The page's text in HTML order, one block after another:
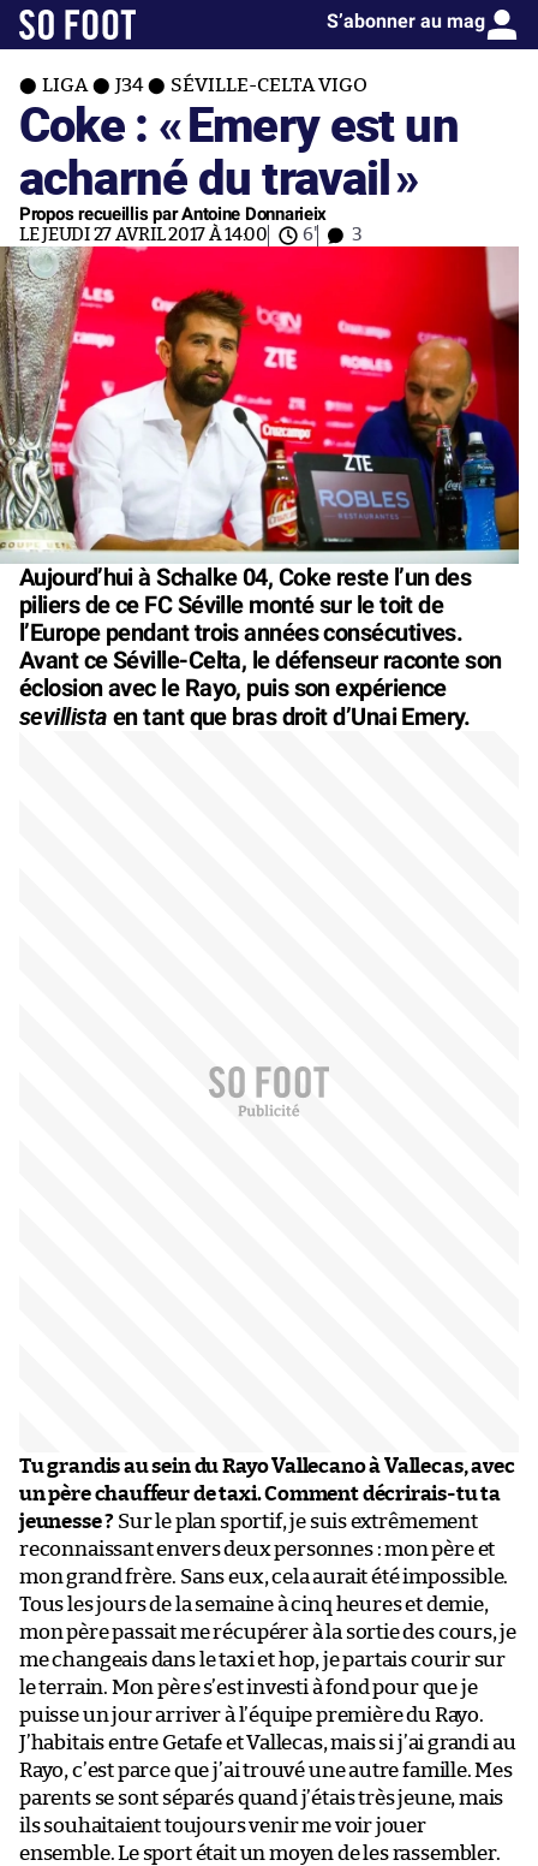
S’abonner au mag
LIGA J34 SÉVILLE-CELTA VIGO
Coke : «Emery est un
acharné du travail»
Propos recueillis par Antoine Donnarieix
LE JEUDI 27 AVRIL 2017 À 14:00 6' 3
Aujourd’hui à Schalke 04, Coke reste l’un des
piliers de ce FC Séville monté sur le toit de
l’Europe pendant trois années consécutives.
Avant ce Séville-Celta, le défenseur raconte son
éclosion avec le Rayo, puis son expérience
sevillista en tant que bras droit d’Unai Emery.
Tu grandis au sein du Rayo Vallecano à Vallecas, avec
un père chauffeur de taxi. Comment décrirais-tu ta
jeunesse ? Sur le plan sportif, je suis extrêmement
reconnaissant envers deux personnes : mon père et
mon grand frère. Sans eux, cela aurait été impossible.
Tous les jours de la semaine à cinq heures et demie,
mon père passait me récupérer à la sortie des cours, je
me changeais dans le taxi et hop, je partais courir sur
le terrain. Mon père s’est investi à fond pour que je
puisse un jour arriver à l’équipe première du Rayo.
J’habitais entre Getafe et Vallecas, mais si j’ai grandi au
Rayo, c’est parce que j’ai trouvé une autre famille. Mes
parents se sont séparés quand j’étais très jeune, mais
ils souhaitaient toujours venir me voir jouer
ensemble. Le sport était un moyen de les rassembler.